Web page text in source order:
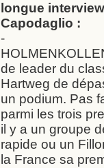
longue
Capodaglio :
-
de leader du
Hartweg de
un podium. Pas
parmi les trois
il y a un groupe
rapide ou un
la France sa